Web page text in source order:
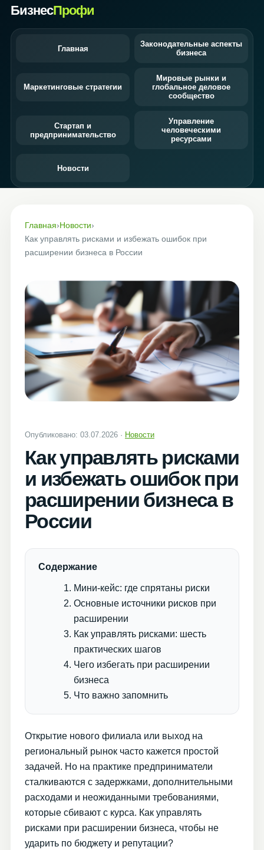
БизнесПрофи
Главная
Законодательные аспекты
бизнеса
Маркетинговые стратегии
Мировые рынки и
глобальное деловое
сообщество
Стартап и
предпринимательство
Управление
человеческими
ресурсами
Новости
Главная›Новости›
Как управлять рисками и избежать ошибок при
расширении бизнеса в России
Опубликовано: 03.07.2026 · Новости
Как управлять рисками
и избежать ошибок при
расширении бизнеса в
России
Содержание
Мини-кейс: где спрятаны риски
Основные источники рисков при
расширении
Как управлять рисками: шесть
практических шагов
Чего избегать при расширении
бизнеса
Что важно запомнить
Открытие нового филиала или выход на
региональный рынок часто кажется простой
задачей. Но на практике предприниматели
сталкиваются с задержками, дополнительными
расходами и неожиданными требованиями,
которые сбивают с курса. Как управлять
рисками при расширении бизнеса, чтобы не
ударить по бюджету и репутации?